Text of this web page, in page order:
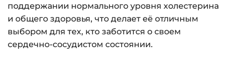
поддержании нормального уровня холестерина
и общего здоровья, что делает её отличным
выбором для тех, кто заботится о своем
сердечно-сосудистом состоянии.